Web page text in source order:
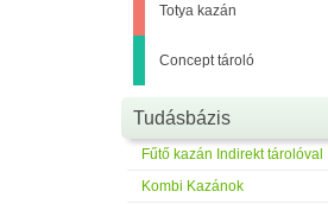
Totya kazán
Concept tároló
Tudásbázis
Fűtő kazán Indirekt tárolóval
Kombi Kazánok